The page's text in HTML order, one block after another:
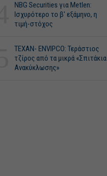
NBG Securities για Metlen:
Ισχυρότερο το β' εξάμηνο, η
τιμή-στόχος
ΤΕΧΑΝ- ENVIPCO: Τεράστιος
τζίρος από τα μικρά «Σπιτάκια
Ανακύκλωσης»